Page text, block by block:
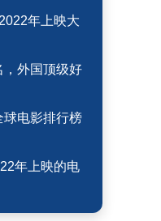
年上映大
，外国顶级好
球电影排行榜
年上映的电